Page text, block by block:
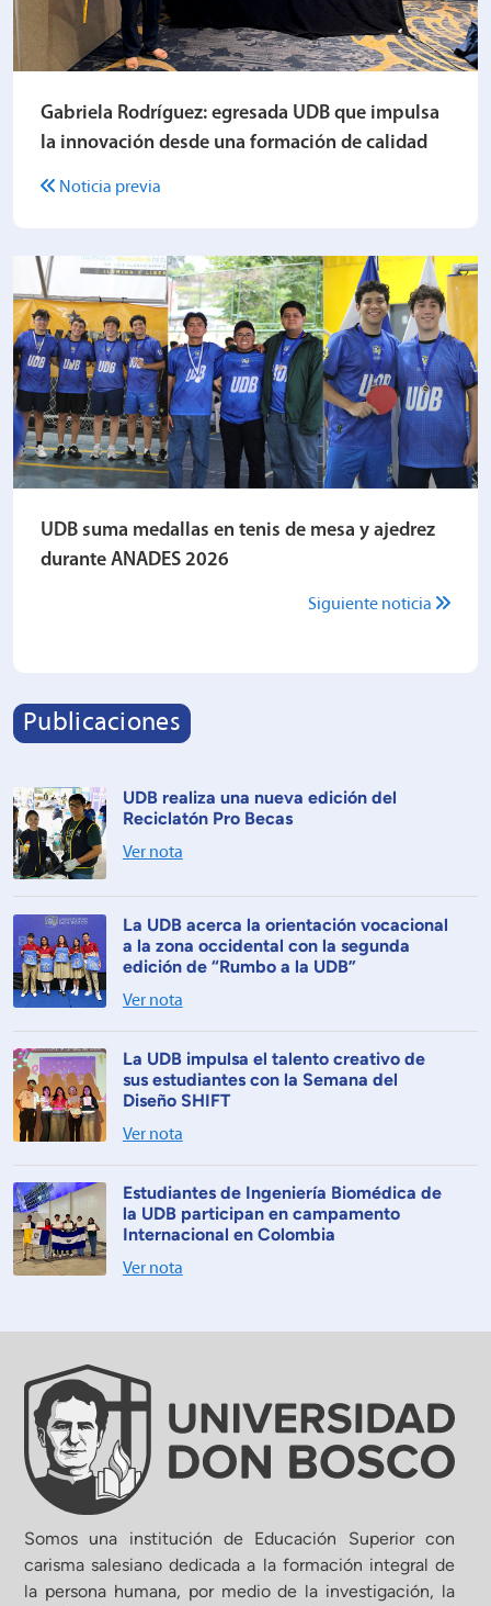
Gabriela Rodríguez: egresada UDB que impulsa
la innovación desde una formación de calidad
Noticia previa
UDB suma medallas en tenis de mesa y ajedrez
durante ANADES 2026
Siguiente noticia
Publicaciones
UDB realiza una nueva edición del
Reciclatón Pro Becas
Ver nota
La UDB acerca la orientación vocacional
a la zona occidental con la segunda
edición de “Rumbo a la UDB”
Ver nota
La UDB impulsa el talento creativo de
sus estudiantes con la Semana del
Diseño SHIFT
Ver nota
Estudiantes de Ingeniería Biomédica de
la UDB participan en campamento
Internacional en Colombia
Ver nota
Somos una institución de Educación Superior con
carisma salesiano dedicada a la formación integral de
la persona humana, por medio de la investigación, la